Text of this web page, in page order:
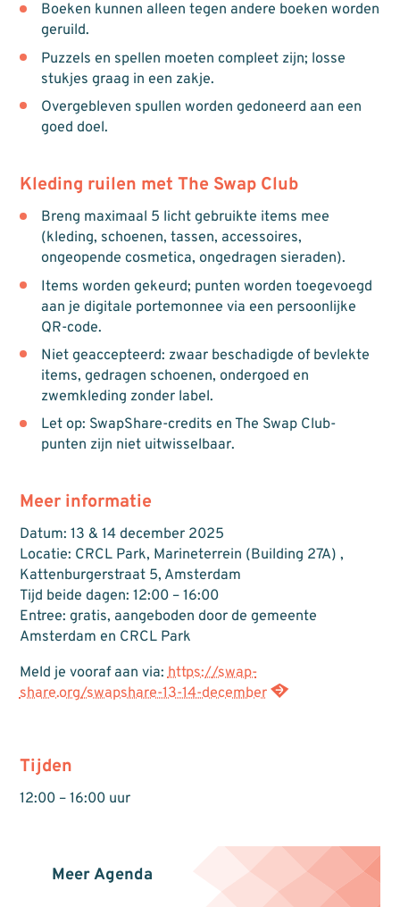
Boeken kunnen alleen tegen andere boeken worden
geruild.
Puzzels en spellen moeten compleet zijn; losse
stukjes graag in een zakje.
Overgebleven spullen worden gedoneerd aan een
goed doel.
Kleding ruilen met The Swap Club
Breng maximaal 5 licht gebruikte items mee
(kleding, schoenen, tassen, accessoires,
ongeopende cosmetica, ongedragen sieraden).
Items worden gekeurd; punten worden toegevoegd
aan je digitale portemonnee via een persoonlijke
QR-code.
Niet geaccepteerd: zwaar beschadigde of bevlekte
items, gedragen schoenen, ondergoed en
zwemkleding zonder label.
Let op: SwapShare-credits en The Swap Club-
punten zijn niet uitwisselbaar.
Meer informatie
Datum: 13 & 14 december 2025
Locatie: CRCL Park, Marineterrein (Building 27A) ,
Kattenburgerstraat 5, Amsterdam
Tijd beide dagen: 12:00 – 16:00
Entree: gratis, aangeboden door de gemeente
Amsterdam en CRCL Park
Meld je vooraf aan via:https://swap-
share.org/swapshare-13-14-december
Tijden
12:00 – 16:00 uur
Meer Agenda